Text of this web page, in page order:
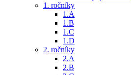
1. ročníky
1.A
1.B
1.C
1.D
2. ročníky
2.A
2.B